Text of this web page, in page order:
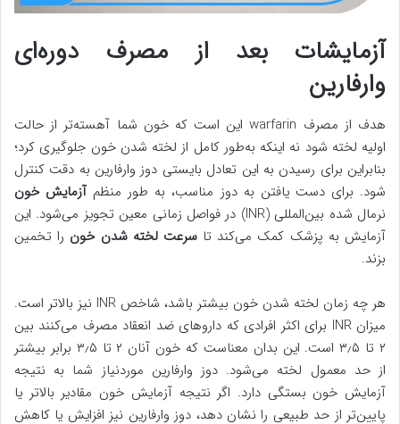
آزمایشات بعد از مصرف دوره‌ای
وارفارین
هدف از مصرف warfarin این است که خون شما آهسته‌تر از حالت
اولیه لخته شود نه اینکه به‌طور کامل از لخته شدن خون جلوگیری کرد؛
بنابراین برای رسیدن به این تعادل بایستی دوز وارفارین به دقت کنترل
شود. برای دست یافتن به دوز مناسب، به طور منظمآزمایش خون
نرمال شده بین‌المللی (INR) در فواصل زمانی معین تجویز می‌شود. این
آزمایش به پزشک کمک می‌کند تاسرعت لخته شدن خون را تخمین
بزند.
هر چه زمان لخته شدن خون بیشتر باشد، شاخص INR نیز بالاتر است.
میزان INR برای اکثر افرادی که داروهای ضد انعقاد مصرف می‌کنند بین
۲ تا ۳٫۵ است. این بدان معناست که خون آنان ۲ تا ۳٫۵ برابر بیشتر
از حد معمول لخته می‌شود. دوز وارفارین موردنیاز شما به نتیجه
آزمایش خون بستگی دارد. اگر نتیجه آزمایش خون مقادیر بالاتر یا
پایین‌تر از حد طبیعی را نشان دهد، دوز وارفارین نیز افزایش یا کاهش